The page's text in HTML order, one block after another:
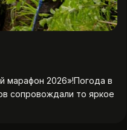
марафон 2026»!Погода в
сопровождали то яркое